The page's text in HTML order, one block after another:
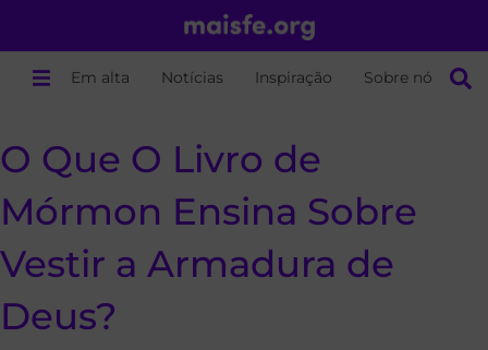
Em alta Notícias Inspiração Sobre nós
O Que O Livro de
Mórmon Ensina Sobre
Vestir a Armadura de
Deus?